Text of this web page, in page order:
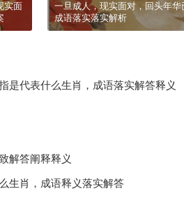
实面
一旦成人，现实面对，回头年华
成语落实落实解析
是代表什么生肖，成语落实解答释义
解答阐释释义
生肖，成语释义落实解答